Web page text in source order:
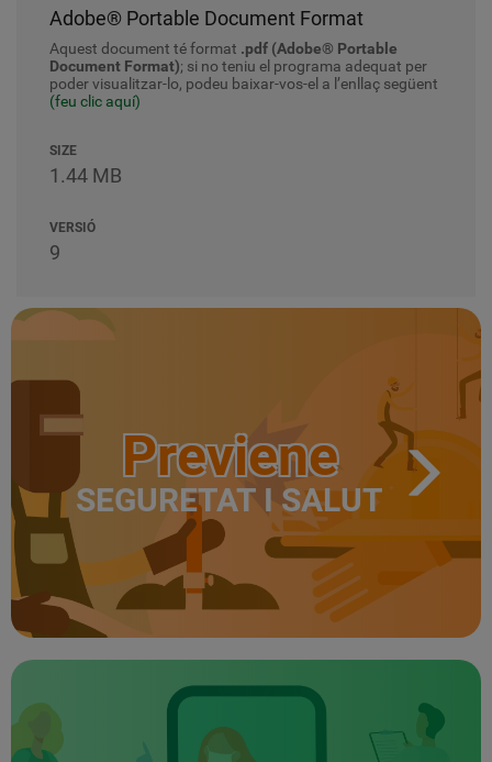
Adobe® Portable Document Format
Aquest document té format .pdf (Adobe® Portable
Document Format); si no teniu el programa adequat per
poder visualitzar-lo, podeu baixar-vos-el a l’enllaç següent
(feu clic aquí)
SIZE
1.44 MB
VERSIÓ
9
Previene
SEGURETAT I SALUT